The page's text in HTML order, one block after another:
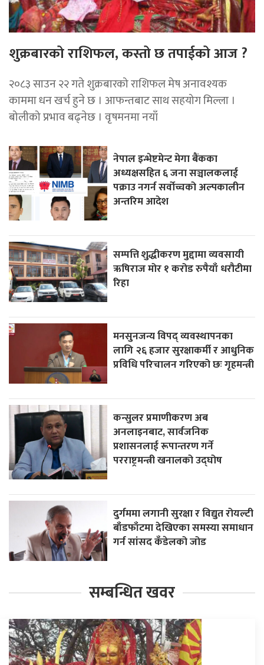
शुक्रबारको राशिफल, कस्तो छ तपाईको आज ?
२०८३ साउन २२ गते शुक्रबारको राशिफल मेष अनावश्यक
काममा धन खर्च हुने छ । आफन्तबाट साथ सहयोग मिल्ला ।
बोलीको प्रभाव बढ्नेछ । वृषमनमा नयाँ
नेपाल इन्भेष्टमेन्ट मेगा बैंकका
अध्यक्षसहित ६ जना सञ्चालकलाई
पक्राउ नगर्न सर्वोच्चको अल्पकालीन
अन्तरिम आदेश
सम्पत्ति शुद्धीकरण मुद्दामा व्यवसायी
ऋषिराज मोर १ करोड रुपैयाँ धरौटीमा
रिहा
मनसुनजन्य विपद् व्यवस्थापनका
लागि २६ हजार सुरक्षाकर्मी र आधुनिक
प्रविधि परिचालन गरिएको छः गृहमन्त्री
कन्सुलर प्रमाणीकरण अब
अनलाइनबाट, सार्वजनिक
प्रशासनलाई रूपान्तरण गर्ने
परराष्ट्रमन्त्री खनालको उद्घोष
दुर्गममा लगानी सुरक्षा र विद्युत रोयल्टी
बाँडफाँटमा देखिएका समस्या समाधान
गर्न सांसद कँडेलको जोड
सम्बन्धित खवर